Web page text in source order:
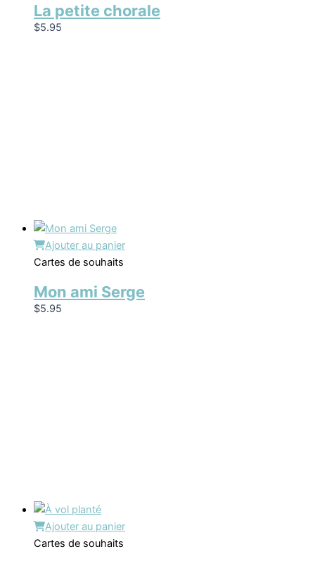
La petite chorale
$5.95
Ajouter au panier
Cartes de souhaits
Mon ami Serge
$5.95
Ajouter au panier
Cartes de souhaits